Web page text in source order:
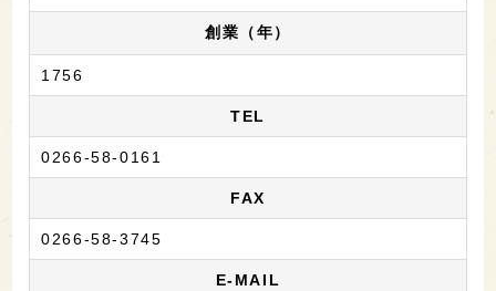
創業（年）
1756
TEL
0266-58-0161
FAX
0266-58-3745
E-MAIL